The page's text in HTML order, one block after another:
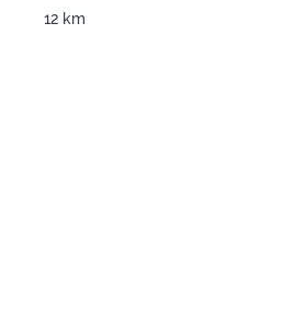
12 km